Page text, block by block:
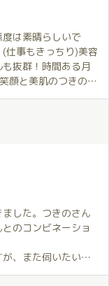
は素晴らしいで
仕事もきっちり)美容
抜群！時間ある月
顔と美肌のつきのさ
した。つきのさん
のコンビネーショ
、また伺いたい思